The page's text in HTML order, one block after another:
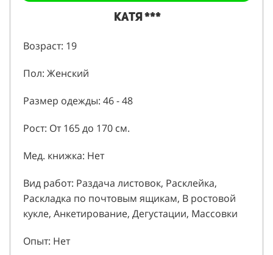
Катя ***
Возраст: 19
Пол: Женский
Размер одежды: 46 - 48
Рост: От 165 до 170 см.
Мед. книжка: Нет
Вид работ: Раздача листовок, Расклейка,
Раскладка по почтовым ящикам, В ростовой
кукле, Анкетирование, Дегустации, Массовки
Опыт: Нет